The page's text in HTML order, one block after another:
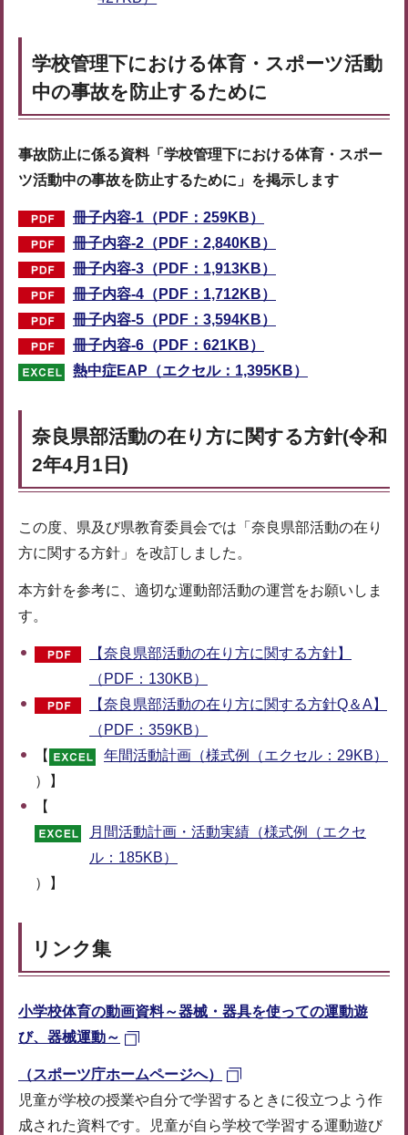
学校管理下における体育・スポーツ活動
中の事故を防止するために
事故防止に係る資料「学校管理下における体育・スポー
ツ活動中の事故を防止するために」を掲示します
冊子内容-1（PDF：259KB）
冊子内容-2（PDF：2,840KB）
冊子内容-3（PDF：1,913KB）
冊子内容-4（PDF：1,712KB）
冊子内容-5（PDF：3,594KB）
冊子内容-6（PDF：621KB）
熱中症EAP（エクセル：1,395KB）
奈良県部活動の在り方に関する方針(令和
2年4月1日)
この度、県及び県教育委員会では「奈良県部活動の在り
方に関する方針」を改訂しました。
本方針を参考に、適切な運動部活動の運営をお願いしま
す。
【奈良県部活動の在り方に関する方針】
（PDF：130KB）
【奈良県部活動の在り方に関する方針Q＆A】
（PDF：359KB）
【
年間活動計画（様式例（エクセル：29KB）
）】
【
月間活動計画・活動実績（様式例（エクセ
ル：185KB）
）】
リンク集
小学校体育の動画資料～器械・器具を使っての運動遊
び、器械運動～
（スポーツ庁ホームページへ）
児童が学校の授業や自分で学習するときに役立つよう作
成された資料です。児童が自ら学校で学習する運動遊び